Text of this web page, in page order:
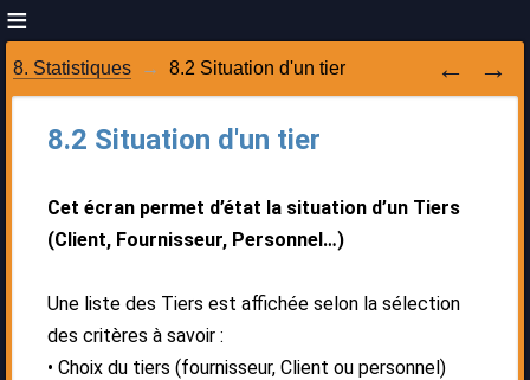
8. Statistiques 8.2 Situation d'un tier
8.2 Situation d'un tier
Cet écran permet d’état la situation d’un Tiers
(Client, Fournisseur, Personnel…)
Une liste des Tiers est affichée selon la sélection
des critères à savoir :
Choix du tiers (fournisseur, Client ou personnel)